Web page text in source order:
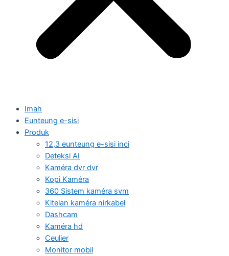
Imah
Eunteung e-sisi
Produk
12,3 eunteung e-sisi inci
Deteksi AI
Kaméra dvr dvr
Kopi Kaméra
360 Sistem kaméra svm
Kitelan kaméra nirkabel
Dashcam
Kaméra hd
Ceulier
Monitor mobil